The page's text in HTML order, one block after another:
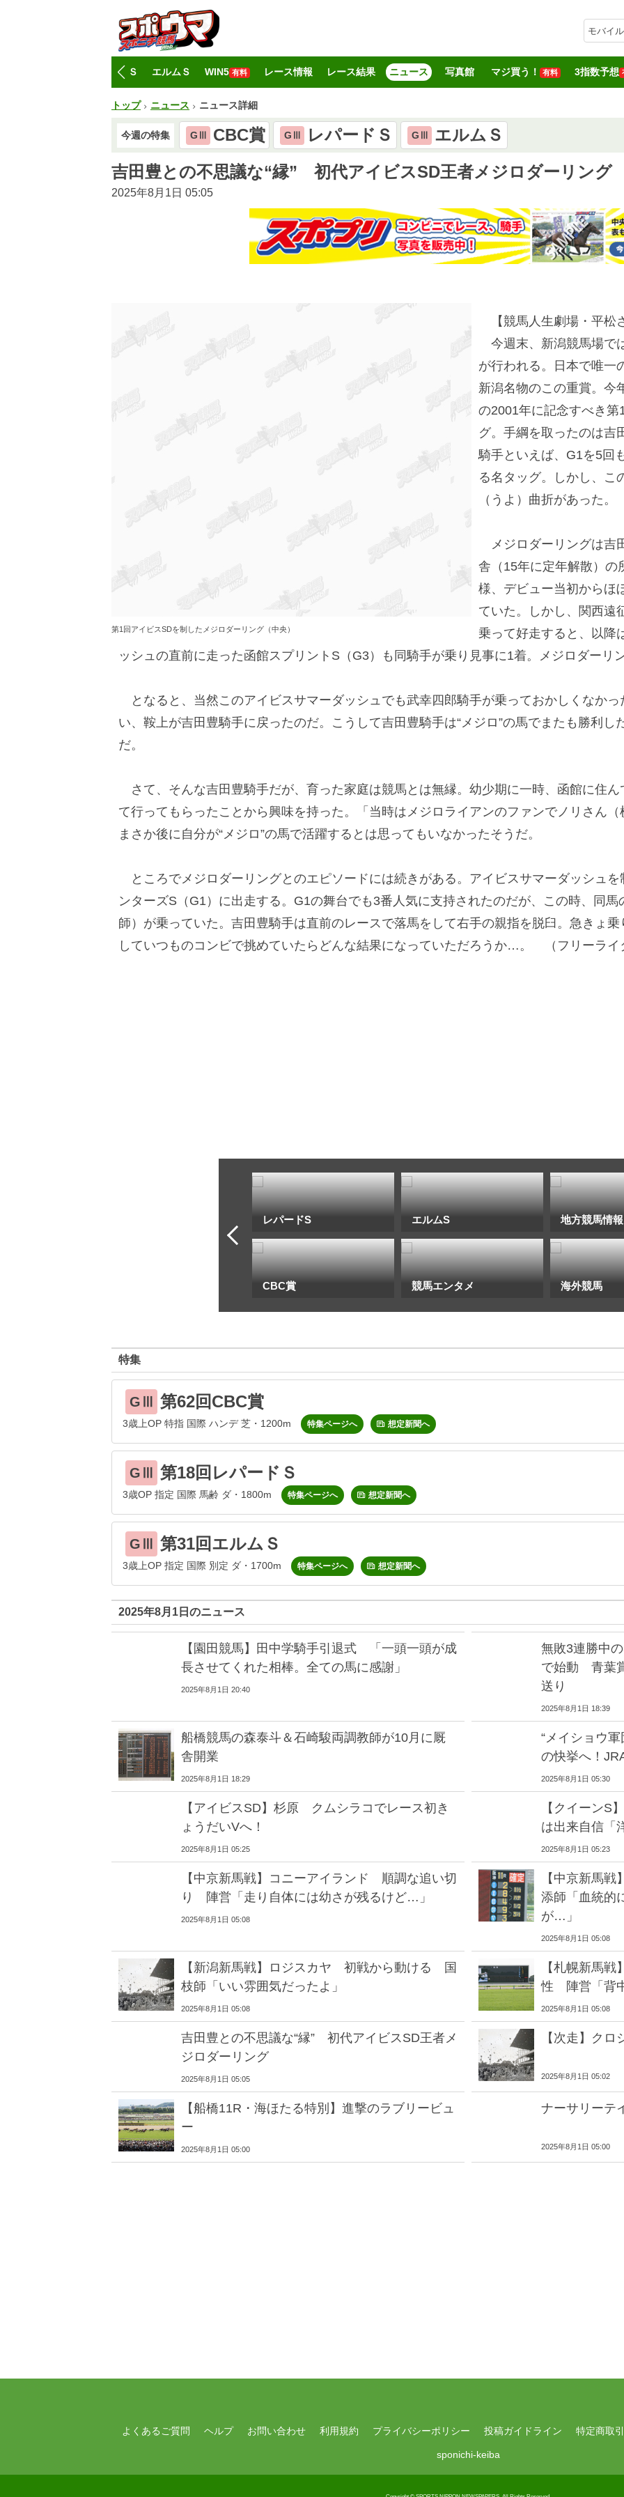
モバイ
レパードＳ エルムＳ WIN5 有料 レース情報 レース結果 ニュース 写真館 マジ買う！ 有料 3指数予想
トップ ニュース ニュース詳細
今週の特集 GⅢ CBC賞 GⅢ レパードＳ GⅢ
エルムＳ
吉田豊との不思議な“縁” 初代アイビスSD王者メジロダーリング
2025年8月1日 05:05
第1回アイビスSDを制したメジロダーリング（中央）
【競馬人生劇場・平松
今週末、新潟競馬場で
が行われる。日本で唯一
新潟名物のこの重賞。今
の2001年に記念すべき
グ。手綱を取ったのは吉
騎手といえば、G1を5回
る名タッグ。しかし、こ
（うよ）曲折があった。
メジロダーリングは吉
舎（15年に定年解散）の
様、デビュー当初からほ
ていた。しかし、関西遠
乗って好走すると、以降
ッシュの直前に走った函館スプリントS（G3）も同騎手が乗り見事に1着。メジロダーリ
となると、当然このアイビスサマーダッシュでも武幸四郎騎手が乗っておかしくなか
い、鞍上が吉田豊騎手に戻ったのだ。こうして吉田豊騎手は“メジロ”の馬でまたも勝利
だ。
さて、そんな吉田豊騎手だが、育った家庭は競馬とは無縁。幼少期に一時、函館に住
て行ってもらったことから興味を持った。「当時はメジロライアンのファンでノリさん
まさか後に自分が“メジロ”の馬で活躍するとは思ってもいなかったそうだ。
ところでメジロダーリングとのエピソードには続きがある。アイビスサマーダッシュ
ンターズS（G1）に出走する。G1の舞台でも3番人気に支持されたのだが、この時、同
師）が乗っていた。吉田豊騎手は直前のレースで落馬をして右手の親指を脱臼。急きょ
していつものコンビで挑めていたらどんな結果になっていただろうか…。 （フリーライ
レパードS
CBC賞
エルムS
競馬エンタメ
地方競馬情報
海外競馬
特集
GⅢ 第62回CBC賞
3歳上OP 特指 国際 ハンデ 芝・1200m 特集ページへ 想定新聞へ
GⅢ 第18回レパードＳ
3歳OP 指定 国際 馬齢 ダ・1800m 特集ページへ 想定新聞へ
GⅢ 第31回エルムＳ
3歳上OP 指定 国際 別定 ダ・1700m 特集ページへ 想定新聞へ
2025年8月1日のニュース
【園田競馬】田中学騎手引退式 「一頭一頭が成
長させてくれた相棒。全ての馬に感謝」
2025年8月1日 20:40
無敗3連勝中
で始動 青葉
送り
2025年8月1日 18:39
船橋競馬の森泰斗＆石崎駿両調教師が10月に厩
舎開業
2025年8月1日 18:29
“メイショウ
の快挙へ！
2025年8月1日 05:30
【アイビスSD】杉原 クムシラコでレース初き
ょうだいVへ！
2025年8月1日 05:25
【クイーンS
は出来自信「
2025年8月1日 05:23
【中京新馬戦】コニーアイランド 順調な追い切
り 陣営「走り自体には幼さが残るけど…」
2025年8月1日 05:08
【中京新馬
添師「血統的
が…」
2025年8月1日 05:08
【新潟新馬戦】ロジスカヤ 初戦から動ける 国
枝師「いい雰囲気だったよ」
2025年8月1日 05:08
【札幌新馬
性 陣営「背
2025年8月1日 05:08
吉田豊との不思議な“縁” 初代アイビスSD王者メ
ジロダーリング
2025年8月1日 05:05
【次走】ク
2025年8月1日 05:02
【船橋11R・海ほたる特別】進撃のラブリービュ
ー
2025年8月1日 05:00
ナーサリーテ
2025年8月1日 05:00
よくあるご質問 ヘルプ お問い合わせ 利用規約 プライバシーポリシー 投稿ガイドライン 特定商取
sponichi-keiba